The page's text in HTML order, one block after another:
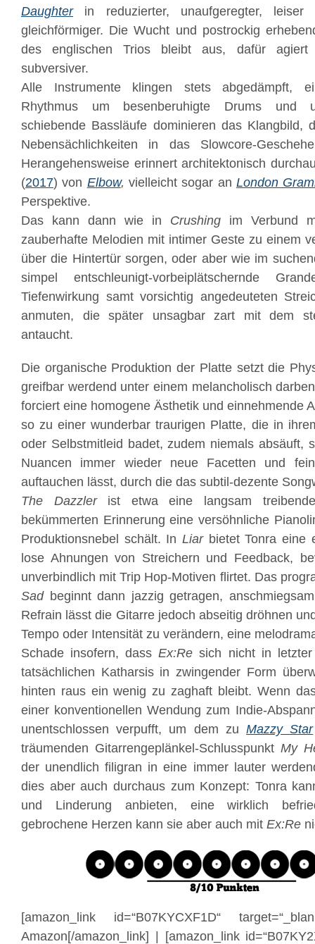
Daughterin reduzierter, unaufgeregter,
gleichförmiger. Die Wucht und postrockig
des englischen Trios bleibt aus, dafür agiert
subversiver.
Alle Instrumente klingen stets abgedämpft,
Rhythmus um besenberuhigte Drums und
schiebende Bassläufe dominieren das Klangbild,
Nebensächlichkeiten in das Slowcore-
Herangehensweise erinnert architektonisch
(2017) von Elbow, vielleicht sogar an London
Perspektive.
Das kann dann wie in Crushing im Verbund
zauberhafte Melodien mit intimer Geste zu einem
über die Hintertür sorgen, oder aber wie im
simpel entschleunigt-vorbeiplätschernde
Tiefenwirkung samt vorsichtig angedeuteten
anmuten, die später unsagbar zart mit dem
antaucht.
Die organische Produktion der Platte setzt die
greifbar werdend unter einem melancholisch
forciert eine homogene Ästhetik und einnehmende
so zu einer wunderbar traurigen Platte, die in
oder Selbstmitleid badet, zudem niemals absäuft,
Nuancen immer wieder neue Facetten und
auftauchen lässt, durch die das subtil-dezente
The Dazzlerist etwa eine langsam
bekümmerten Erinnerung eine versöhnliche
Produktionsnebel schält. In Liarbietet Tonra eine
lose Ahnungen von Streichern und Feedback,
unverbindlich mit Trip Hop-Motiven flirtet. Das
Sad beginnt dann jazzig getragen,
Refrain lässt die Gitarre jedoch abseitig dröhnen
Tempo oder Intensität zu verändern, eine
Schade insofern, dassEx:Re sich nicht in
tatsächlichen Katharsis in zwingender Form
hinten raus ein wenig zu zaghaft bleibt. Wenn
einer konventionellen Wendung zum Indie-
unentschlossen verpufft, um dem zuMazzy Star
träumenden Gitarrengeplänkel-Schlusspunkt My
der unendlich filigran in eine immer lauter
dies aber auch durchaus zum Konzept: Tonra
und Linderung anbieten, eine wirklich
gebrochene Herzen kann sie aber auch mit Ex:Re
[amazon_link id=“B07KYCXF1D“
Amazon[/amazon_link] | [amazon_link